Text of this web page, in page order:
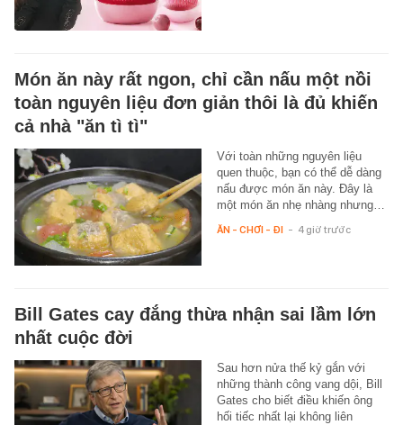
Món ăn này rất ngon, chỉ cần nấu một nồi
toàn nguyên liệu đơn giản thôi là đủ khiến
cả nhà "ăn tì tì"
Với toàn những nguyên liệu
quen thuộc, bạn có thể dễ dàng
nấu được món ăn này. Đây là
một món ăn nhẹ nhàng nhưng…
ĂN - CHƠI - ĐI - 4 giờ trước
Bill Gates cay đắng thừa nhận sai lầm lớn
nhất cuộc đời
Sau hơn nửa thế kỷ gắn với
những thành công vang dội, Bill
Gates cho biết điều khiến ông
hối tiếc nhất lại không liên